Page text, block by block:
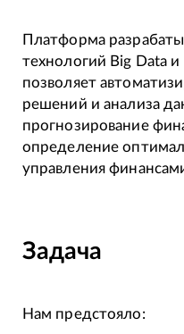
Платформа
технологий Big Data
позволяет
решений и анализа
прогнозирование
определение
управления
Задача
Нам предстояло: